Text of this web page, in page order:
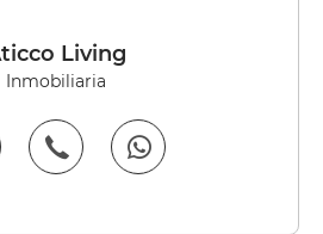
Aticco Living
Inmobiliaria